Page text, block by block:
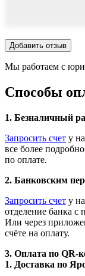
Добавить отзыв
Мы работаем с
Способы
1. Безналичный
Запросить счет у
все более
по оплате.
2. Банковским
Запросить счет у
отделение банка с
Или через
счёте на оплату.
3. Оплата по QR-
1. Доставка по